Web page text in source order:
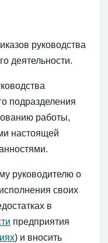
руководства
деятельности.
подразделения
работы,
настоящей
руководителю о
своих
в
предприятия
) и вносить